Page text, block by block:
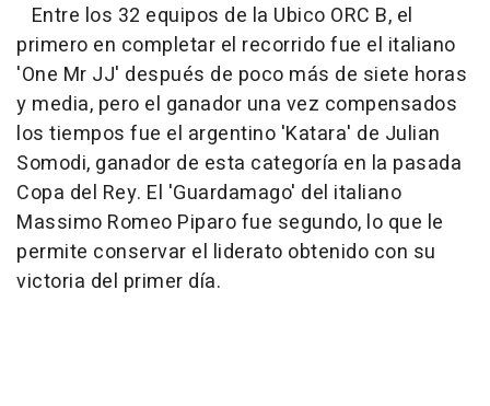
Entre los 32 equipos de la Ubico ORC B, el
primero en completar el recorrido fue el italiano
'One Mr JJ' después de poco más de siete horas
y media, pero el ganador una vez compensados
los tiempos fue el argentino 'Katara' de Julian
Somodi, ganador de esta categoría en la pasada
Copa del Rey. El 'Guardamago' del italiano
Massimo Romeo Piparo fue segundo, lo que le
permite conservar el liderato obtenido con su
victoria del primer día.